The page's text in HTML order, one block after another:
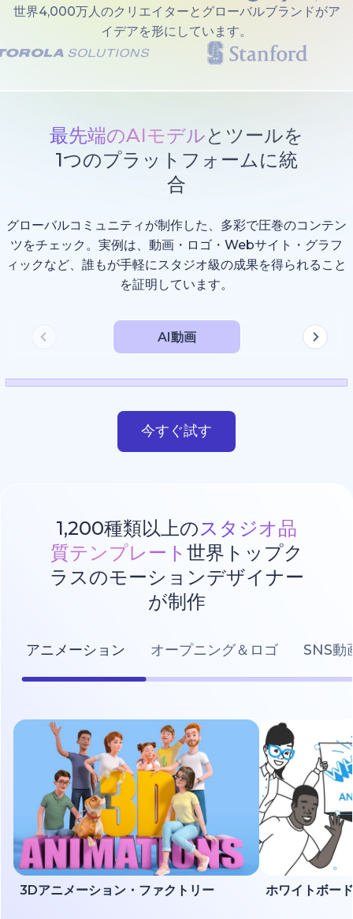
世界4,000万人のクリエイターとグローバルブランドがア
イデアを形にしています。
最先端のAIモデルとツールを
1つのプラットフォームに統
合
グローバルコミュニティが制作した、多彩で圧巻のコンテン
ツをチェック。実例は、動画・ロゴ・Webサイト・グラフ
ィックなど、誰もが手軽にスタジオ級の成果を得られること
を証明しています。
AI動画
今すぐ試す
1,200種類以上のスタジオ品
質テンプレート 世界トップク
ラスのモーションデザイナー
が制作
アニメーション オープニング＆ロゴ SNS動
3Dアニメーション・ファクトリー